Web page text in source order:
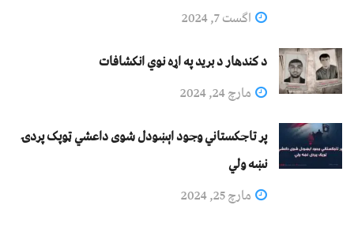
اگست 7, 2024
د کندهار د برید په اړه نوي انکشافات
مارچ 24, 2024
پر تاجکستاني وجود اېښودل شوی داعشي ټوپک پردۍ
نښه ولي
مارچ 25, 2024